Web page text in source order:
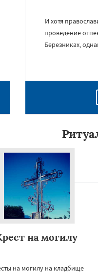
И хотя
проведение
Березниках,
на могилу
на могилу на кладбище
Даю